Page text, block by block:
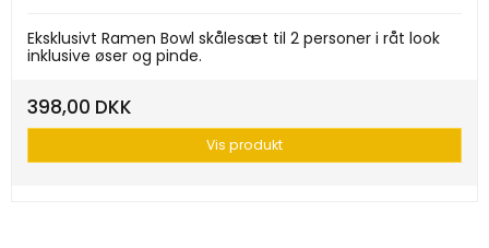
Eksklusivt Ramen Bowl skålesæt til 2 personer i råt look
inklusive øser og pinde.
398,00 DKK
Vis produkt